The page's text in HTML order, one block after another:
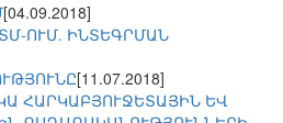
[04.09.2018]
ՈՒՄ. ԻՆՏԵԳՐՄԱՆ
[11.07.2018]
ՀԱՐԿԱԲՅՈՒՋԵՏԱՅԻՆ ԵՎ